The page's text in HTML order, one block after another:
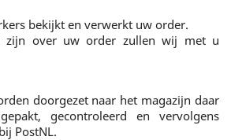
bekijkt en verwerkt uw order.
zijn over uw order zullen wij met u
doorgezet naar het magazijn daar
gecontroleerd en vervolgens
PostNL.